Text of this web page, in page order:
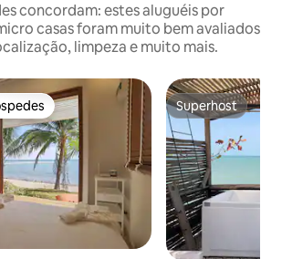
concordam: estes aluguéis por
casas foram muito bem avaliados
limpeza e muito mais.
Superhost
Superhost